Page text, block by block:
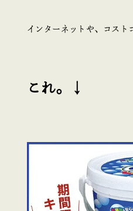
インターネットや、コスト
これ。↓